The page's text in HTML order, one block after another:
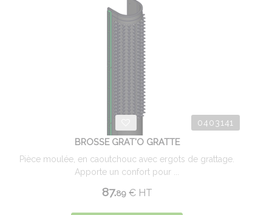
0403141
BROSSE GRAT'O GRATTE
Pièce moulée, en caoutchouc avec ergots de grattage.
Apporte un confort pour ...
87.89 €HT